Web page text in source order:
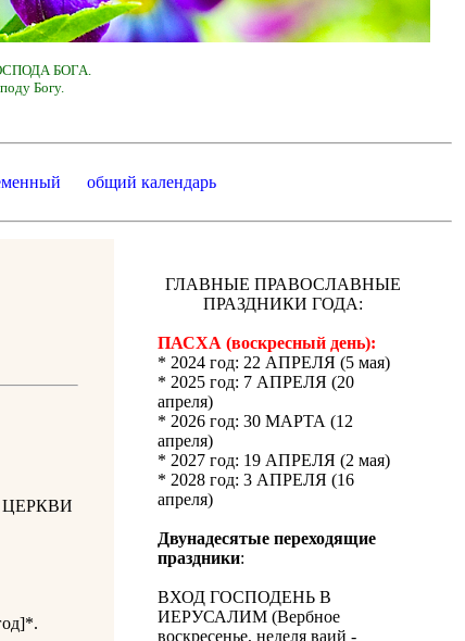
БОГА.
Богу.
общий календарь
ГЛАВНЫЕ ПРАВОСЛАВНЫЕ
ПРАЗДНИКИ ГОДА:
ПАСХА (воскресный день):
* 2024 год: 22 АПРЕЛЯ (5 мая)
* 2025 год: 7 АПРЕЛЯ (20
апреля)
* 2026 год: 30 МАРТА (12
апреля)
* 2027 год: 19 АПРЕЛЯ (2 мая)
* 2028 год: 3 АПРЕЛЯ (16
апреля)
Двунадесятые переходящие
праздники:
ВХОД ГОСПОДЕНЬ В
ИЕРУСАЛИМ (Вербное
воскресенье, неделя ваий -